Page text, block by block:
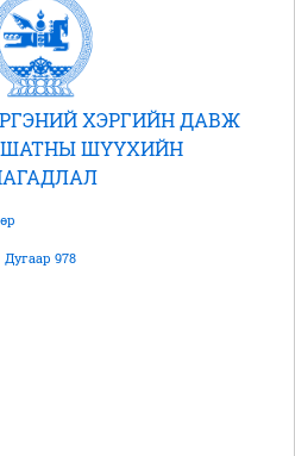
ХЭРГИЙН ДАВЖ
ШҮҮХИЙН
Дугаар 978